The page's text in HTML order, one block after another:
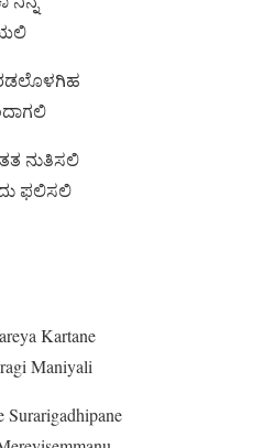
ನುತಿಸಲಿ
ಫಲಿಸಲಿ
Kartane
Maniyali
Surarigadhipane